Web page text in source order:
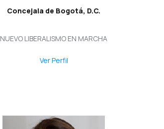
Concejala de Bogotá, D.C.
NUEVO LIBERALISMO EN MARCHA
Ver Perfil